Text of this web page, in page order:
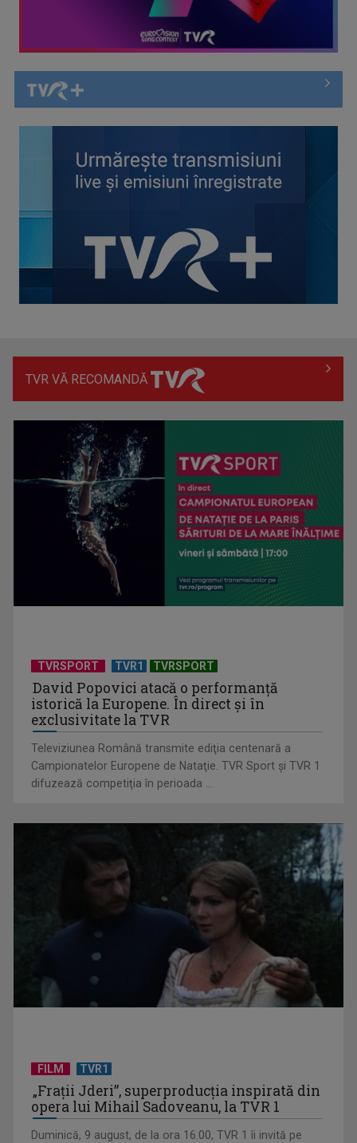
Piesa „Inimă, nu fi de piatră” a Corinei Chiriac ia argintul în
Cum ne-a îmbolnăvit telefonul și cum salvarea era mereu
acolo: Mai încet, fă ...
Anda Călugăreanu cu „N-am noroc” – a cincea cea mai
votată piesă în ...
TVR VĂ RECOMANDĂ
TVRSPORT TVR1 TVRSPORT
David Popovici atacă o performanţă
istorică la Europene. În direct şi în
exclusivitate la TVR
Televiziunea Română transmite ediţia centenară a
Campionatelor Europene de Nataţie. TVR Sport şi TVR 1
difuzează competiţia în perioada ...
FILM TVR1
„Frații Jderi”, superproducția inspirată din
opera lui Mihail Sadoveanu, la TVR 1
Duminică, 9 august, de la ora 16.00, TVR 1 îi invită pe